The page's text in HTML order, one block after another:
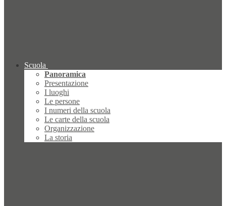
Scuola
Panoramica
Presentazione
I luoghi
Le persone
I numeri della scuola
Le carte della scuola
Organizzazione
La storia